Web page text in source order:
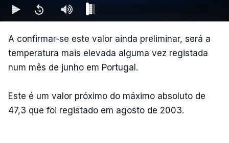
A confirmar-se este valor ainda preliminar, será a
temperatura mais elevada alguma vez registada
num mês de junho em Portugal.
Este é um valor próximo do máximo absoluto de
47,3 que foi registado em agosto de 2003.